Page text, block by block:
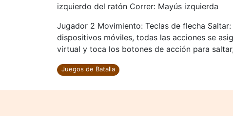
izquierdo del ratón Correr: Mayús izquierda
Jugador 2 Movimiento: Teclas de flecha
dispositivos móviles, todas las acciones se
virtual y toca los botones de acción para
Juegos de Batalla